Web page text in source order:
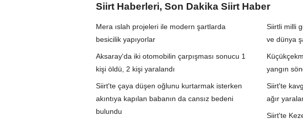
Siirt Haberleri, Son Dakika Siirt Haber
Mera ıslah projeleri ile modern şartlarda
besicilik yapıyorlar
Aksaray'da iki otomobilin çarpışması sonucu 1
kişi öldü, 2 kişi yaralandı
Siirt'te çaya düşen oğlunu kurtarmak isterken
akıntıya kapılan babanın da cansız bedeni
bulundu
Siirtli milli
ve dünya
yangın
Siirt'te
ağır
Siirt'te